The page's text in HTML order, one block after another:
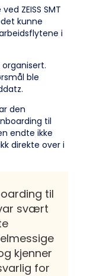
ZEISS SMT
kunne
i
ble
den
til
endte ikke
direkte over i
til
svært
kjenner
for